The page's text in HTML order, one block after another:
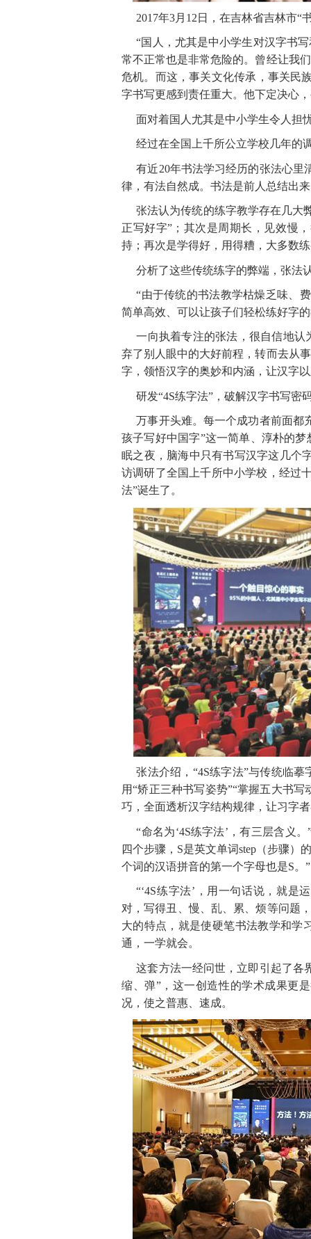
2017年3月 1 2 日，在吉林省吉林市“
“国人，尤其是中小学生对汉字书
常不正常也是非常危险的。曾经让我
危机。而这，事关文化传承，事关民
字书写更感到责任重大。他下定决心
面对着国人尤其是中小学生令人担
经过在全国上千所公立学校几年的
有近20年书法学习经历的张法心里
律，有法自然成。书法是前人总结出
张法认为传统的练字教学存在几大
正写好字”；其次是周期长，见效慢
持；再次是学得好，用得糟，大多数
分析了这些传统练字的弊端，张法
“由于传统的书法教学枯燥乏味、
简单高效、可以让孩子们轻松练好字
一向执着专注的张法，很自信地
弃了别人眼中的大好前程，转而去从
字，领悟汉字的奥妙和内涵，让汉字
研发“4S练字法”，破解汉字书写密
万事开头难。每一个成功者前面都
孩子写好中国字”这一简单、淳朴的梦
眠之夜，脑海中只有书写汉字这几个
访调研了全国上千所中小学校，经过
法”诞生了。
张法介绍， “4S练字法”与传统临摹
用“矫正三种书写姿势”“掌握五大书写
巧，全面透析汉字结构规律，让习字
“命名为‘4S练字法’ ，有三层含义 。
四个步骤 ， S是英文单词step （步骤）
个词的汉语拼音的第一个字母也是S。”
“‘4S练字法’ ，用一句话说，就是
对，写得丑、慢、乱、累、烦等问题
大的特点，就是使硬笔书法教学和学
通，一学就会。
这套方法一经问世，立即引起了各
缩、弹”，这一创造性的学术成果更
况，使之普惠、速成。